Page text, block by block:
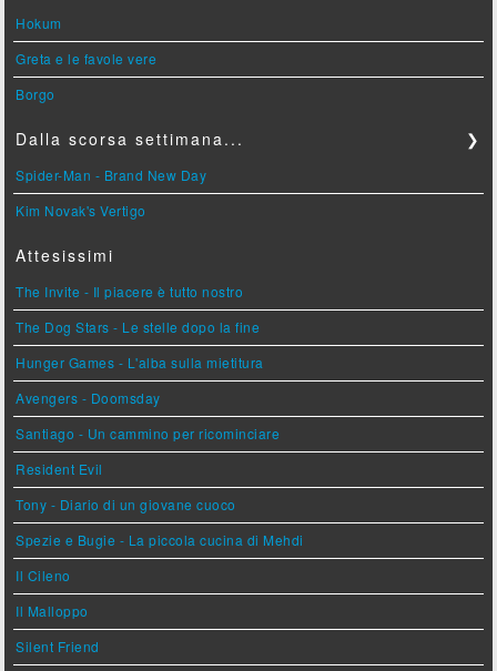
Hokum
Greta e le favole vere
Borgo
Dalla scorsa settimana... ❯
Spider-Man - Brand New Day
Kim Novak's Vertigo
Attesissimi
The Invite - Il piacere è tutto nostro
The Dog Stars - Le stelle dopo la fine
Hunger Games - L'alba sulla mietitura
Avengers - Doomsday
Santiago - Un cammino per ricominciare
Resident Evil
Tony - Diario di un giovane cuoco
Spezie e Bugie - La piccola cucina di Mehdi
Il Cileno
Il Malloppo
Silent Friend